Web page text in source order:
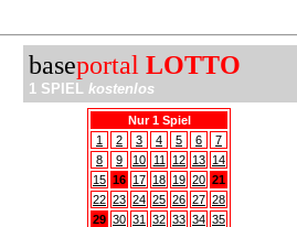
baseportal LOTTO
1 SPIEL kostenlos
Nur 1 Spiel
1
2 3 4 5 6
7
8
9 10 11 12 13 14
15 16 17 18 19 20 21
22 23 24 25 26 27 28
29 30 31 32 33 34 35